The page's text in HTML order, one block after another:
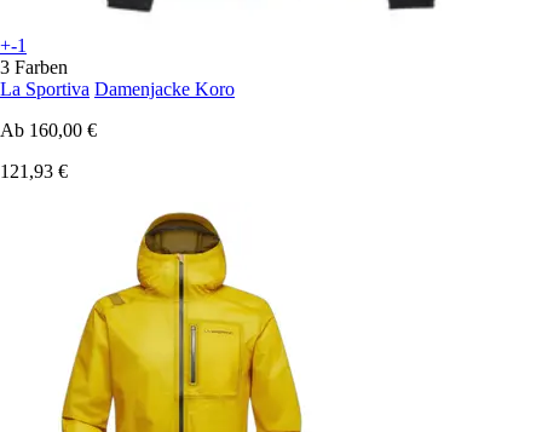
+-1
3 Farben
La Sportiva Damenjacke Koro
Ab 160,00 €
121,93 €